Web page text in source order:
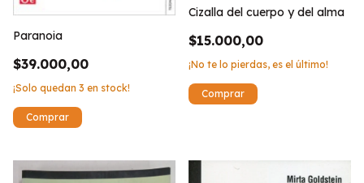
Paranoia
$39.000,00
¡Solo quedan 3 en stock!
Cizalla del cuerpo y del alma
$15.000,00
¡No te lo pierdas, es el último!